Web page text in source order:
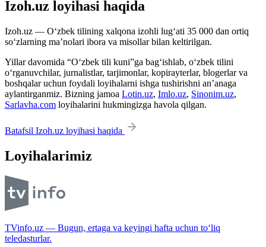
Izoh.uz loyihasi haqida
Izoh.uz — O‘zbek tilining xalqona izohli lug‘ati 35 000 dan ortiq
so‘zlarning ma’nolari ibora va misollar bilan keltirilgan.
Yillar davomida “O‘zbek tili kuni”ga bag‘ishlab, o‘zbek tilini
o‘rganuvchilar, jurnalistlar, tarjimonlar, kopirayterlar, blogerlar va
boshqalar uchun foydali loyihalarni ishga tushirishni an’anaga
aylantirganmiz. Bizning jamoa Lotin.uz, Imlo.uz, Sinonim.uz,
Sarlavha.com loyihalarini hukmingizga havola qilgan.
Batafsil Izoh.uz loyihasi haqida
Loyihalarimiz
TVinfo.uz — Bugun, ertaga va keyingi hafta uchun to‘liq
teledasturlar.